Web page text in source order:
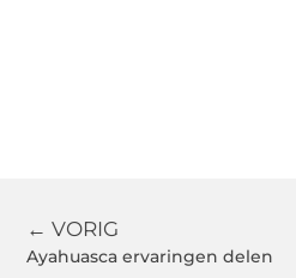
← VORIG
Ayahuasca ervaringen delen